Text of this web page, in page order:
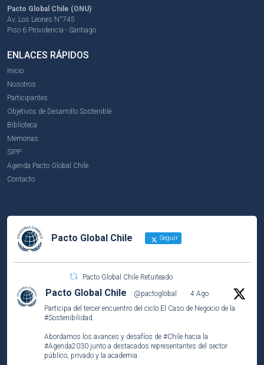
Pacto Global Chile (ONU)
Av. Los Leones N°745
Piso 6 Providencia - Santiago
ENLACES RÁPIDOS
Inicio
Nosotros
Participantes
Objetivos de Desarrollo Sostenible
Biblioteca
Memorias
SIPP
Agenda Pacto Global Chile
Contacto
Pacto Global Chile Seguir
Pacto Global Chile Retuiteado
Pacto Global Chile @pactoglobal ·
4 Ago
Participa del tercer encuentro del ciclo El Caso de Negocio de la
#Sostenibilidad.
Abordamos los avances y desafíos de #Chile hacia la
#Agenda2030 junto a destacados representantes del sector
público, privado y la academia.